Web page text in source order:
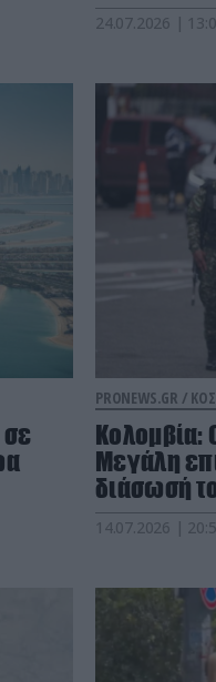
24.07.2026 |
σε
PRONEWS.GR /
Κολομβία:
Μεγάλη
διάσωσή
14.07.2026 |